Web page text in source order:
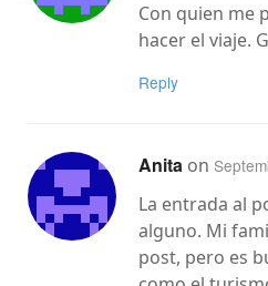
Con quien me
hacer el viaje.
Reply
Anita on
La entrada al
alguno. Mi
post, pero es